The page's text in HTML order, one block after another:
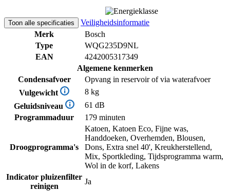
Toon alle specificaties
Veiligheidsinformatie
Merk
Bosch
Type
WQG235D9NL
EAN
4242005317349
Algemene kenmerken
Condensafvoer
Opvang in reservoir of via waterafvoer
Vulgewicht
8 kg
Geluidsniveau
61 dB
Programmaduur
179 minuten
Droogprogramma's
Katoen, Katoen Eco, Fijne was,
Handdoeken, Overhemden, Blousen,
Dons, Extra snel 40', Kreukherstellend,
Mix, Sportkleding, Tijdsprogramma warm,
Wol in de korf, Lakens
Indicator pluizenfilter
reinigen
Ja